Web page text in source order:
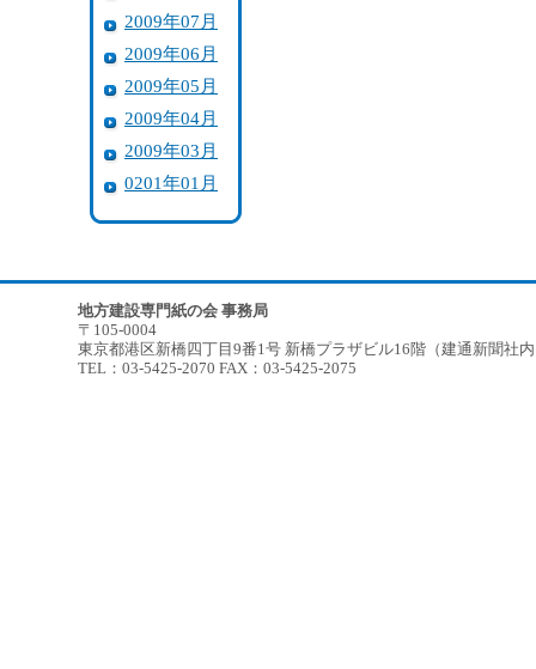
2009年07月
2009年06月
2009年05月
2009年04月
2009年03月
0201年01月
地方建設専門紙の会 事務局
〒105-0004
東京都港区新橋四丁目9番1号 新橋プラザビル16階（建通新聞社
TEL：03-5425-2070 FAX：03-5425-2075